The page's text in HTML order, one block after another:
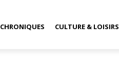
CHRONIQUES CULTURE & LOISIRS